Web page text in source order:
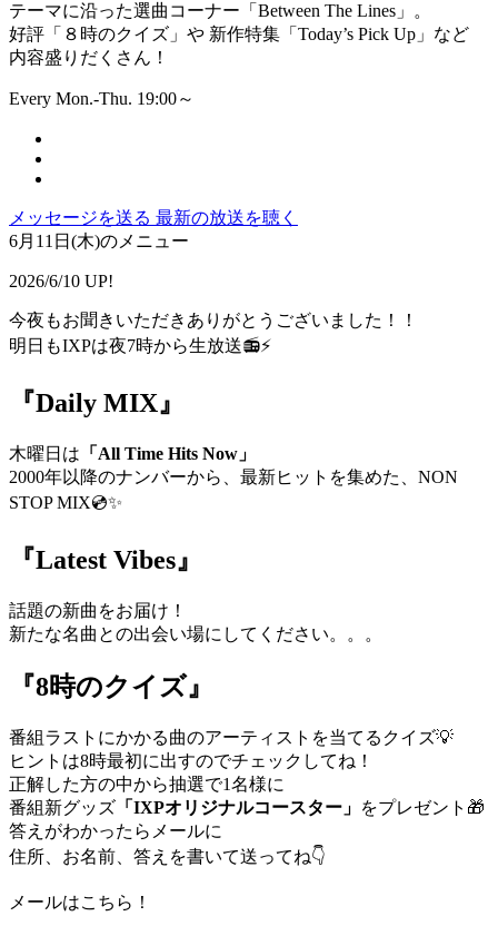
テーマに沿った選曲コーナー「Between The Lines」。
好評「８時のクイズ」や 新作特集「Today’s Pick Up」など
内容盛りだくさん！
Every Mon.-Thu. 19:00～
メッセージを送る 最新の放送を聴く
6月11日(木)のメニュー
2026/6/10 UP!
今夜もお聞きいただきありがとうございました！！
明日もIXPは夜7時から生放送📻⚡
『Daily MIX』
木曜日は 「All Time Hits Now」
2000年以降のナンバーから、最新ヒットを集めた、NON
STOP MIX💿✨
『Latest Vibes』
話題の新曲をお届け！
新たな名曲との出会い場にしてください。。。
『8時のクイズ』
番組ラストにかかる曲のアーティストを当てるクイズ💡
ヒントは8時最初に出すのでチェックしてね！
正解した方の中から抽選で1名様に
番組新グッズ 「IXPオリジナルコースター」 をプレゼント🎁
答えがわかったらメールに
住所、お名前、答えを書いて送ってね👇
メールはこちら！